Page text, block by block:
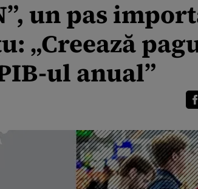
un pas
„Creează
ul anual”